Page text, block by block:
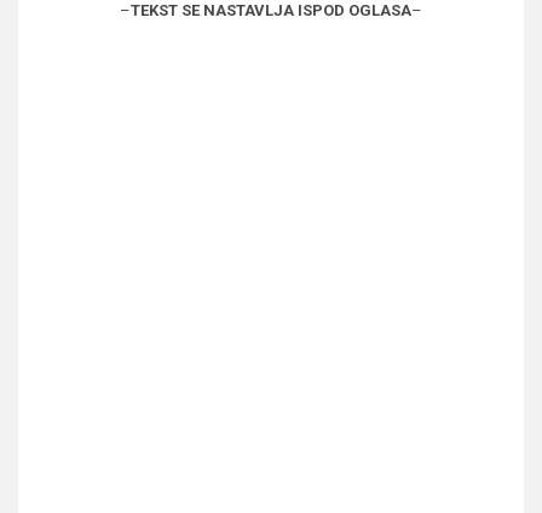
–TEKST SE NASTAVLJA ISPOD OGLASA–